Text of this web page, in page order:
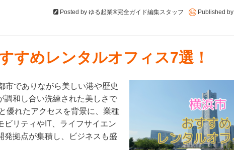
Posted by ゆる起業®完全ガイド編集スタッフ Published by
すめレンタルオフィス7選！
市でありながら美しい港や歴史
調和し合い洗練された美しさで
優れたアクセスを背景に、業種
ビリティやIT、ライフサイエン
発拠点が集積し、ビジネスも盛